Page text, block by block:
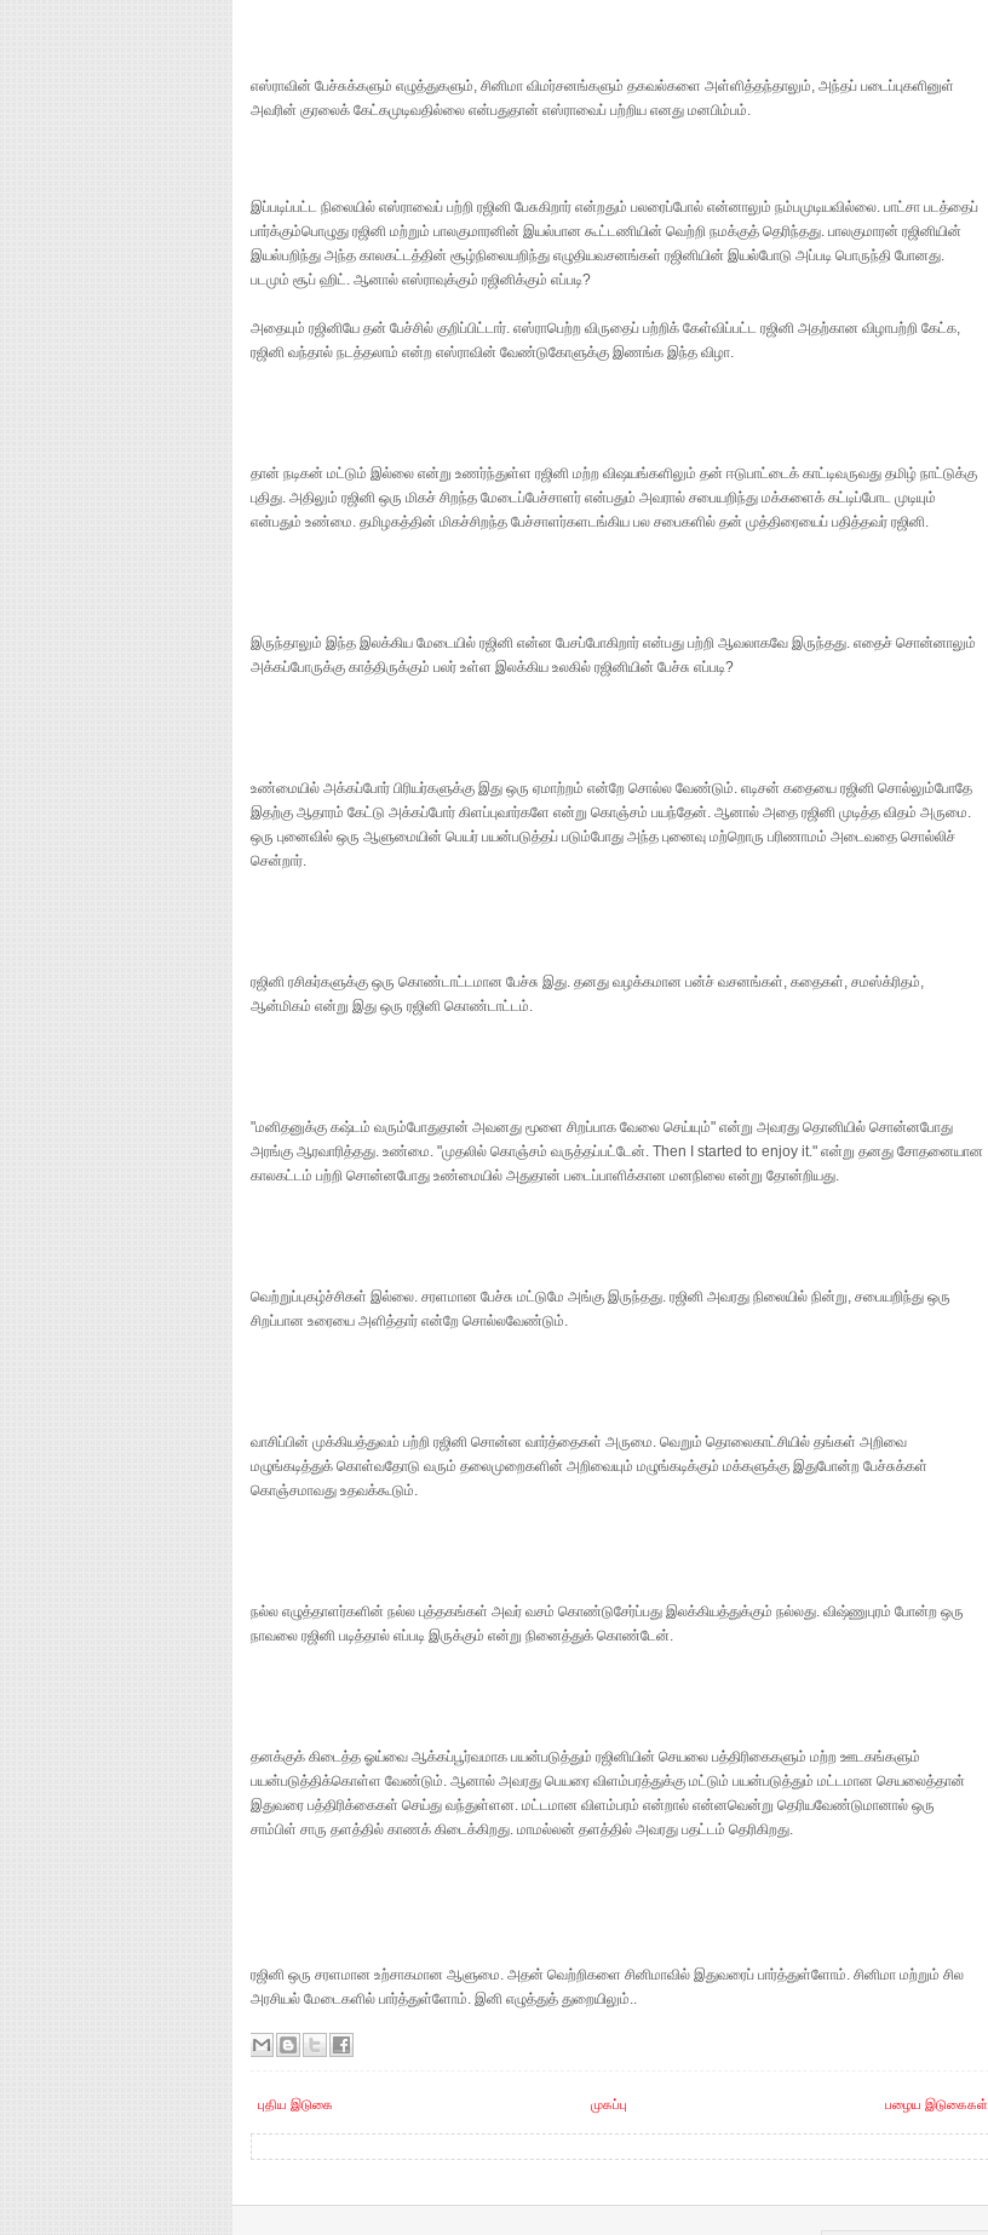
எஸ்ராவின் பேச்சுக்களும் எழுத்துகளும், சினிமா விமர்சனங்களும் தகவல்களை அள்ளித்தந்தாலும், அந்தப் படைப்புகளினுள்
அவரின் குரலைக் கேட்கமுடிவதில்லை என்பதுதான் எஸ்ராவைப் பற்றிய எனது மனபிம்பம்.
இப்படிப்பட்ட நிலையில் எஸ்ராவைப் பற்றி ரஜினி பேசுகிறார் என்றதும் பலரைப்போல் என்னாலும் நம்பமுடியவில்லை. பாட்சா படத்தைப்
பார்க்கும்பொழுது ரஜினி மற்றும் பாலகுமாரனின் இயல்பான கூட்டணியின் வெற்றி நமக்குத் தெரிந்தது. பாலகுமாரன் ரஜினியின்
இயல்பறிந்து அந்த காலகட்டத்தின் சூழ்நிலையறிந்து எழுதியவசனங்கள் ரஜினியின் இயல்போடு அப்படி பொருந்தி போனது.
படமும் சூப் ஹிட். ஆனால் எஸ்ராவுக்கும் ரஜினிக்கும் எப்படி?
அதையும் ரஜினியே தன் பேச்சில் குறிப்பிட்டார். எஸ்ராபெற்ற விருதைப் பற்றிக் கேள்விப்பட்ட ரஜினி அதற்கான விழாபற்றி கேட்க,
ரஜினி வந்தால் நடத்தலாம் என்ற எஸ்ராவின் வேண்டுகோளுக்கு இணங்க இந்த விழா.
தான் நடிகன் மட்டும் இல்லை என்று உணர்ந்துள்ள ரஜினி மற்ற விஷயங்களிலும் தன் ஈடுபாட்டைக் காட்டிவருவது தமிழ் நாட்டுக்கு
புதிது. அதிலும் ரஜினி ஒரு மிகச் சிறந்த மேடைப்பேச்சாளர் என்பதும் அவரால் சபையறிந்து மக்களைக் கட்டிப்போட முடியும்
என்பதும் உண்மை. தமிழகத்தின் மிகச்சிறந்த பேச்சாளர்களடங்கிய பல சபைகளில் தன் முத்திரையைப் பதித்தவர் ரஜினி.
இருந்தாலும் இந்த இலக்கிய மேடையில் ரஜினி என்ன பேசப்போகிறார் என்பது பற்றி ஆவலாகவே இருந்தது. எதைச் சொன்னாலும்
அக்கப்போருக்கு காத்திருக்கும் பலர் உள்ள இலக்கிய உலகில் ரஜினியின் பேச்சு எப்படி?
உண்மையில் அக்கப்போர் பிரியர்களுக்கு இது ஒரு ஏமாற்றம் என்றே சொல்ல வேண்டும். எடிசன் கதையை ரஜினி சொல்லும்போதே
இதற்கு ஆதாரம் கேட்டு அக்கப்போர் கிளப்புவார்களே என்று கொஞ்சம் பயந்தேன். ஆனால் அதை ரஜினி முடித்த விதம் அருமை.
ஒரு புனைவில் ஒரு ஆளுமையின் பெயர் பயன்படுத்தப் படும்போது அந்த புனைவு மற்றொரு பரிணாமம் அடைவதை சொல்லிச்
சென்றார்.
ரஜினி ரசிகர்களுக்கு ஒரு கொண்டாட்டமான பேச்சு இது. தனது வழக்கமான பன்ச் வசனங்கள், கதைகள், சமஸ்க்ரிதம்,
ஆன்மிகம் என்று இது ஒரு ரஜினி கொண்டாட்டம்.
"மனிதனுக்கு கஷ்டம் வரும்போதுதான் அவனது மூளை சிறப்பாக வேலை செய்யும்" என்று அவரது தொனியில் சொன்னபோது
அரங்கு ஆரவாரித்தது. உண்மை. "முதலில் கொஞ்சம் வருத்தப்பட்டேன். Then I started to enjoy it." என்று தனது சோதனையான
காலகட்டம் பற்றி சொன்னபோது உண்மையில் அதுதான் படைப்பாளிக்கான மனநிலை என்று தோன்றியது.
வெற்றுப்புகழ்ச்சிகள் இல்லை. சரளமான பேச்சு மட்டுமே அங்கு இருந்தது. ரஜினி அவரது நிலையில் நின்று, சபையறிந்து ஒரு
சிறப்பான உரையை அளித்தார் என்றே சொல்லவேண்டும்.
வாசிப்பின் முக்கியத்துவம் பற்றி ரஜினி சொன்ன வார்த்தைகள் அருமை. வெறும் தொலைகாட்சியில் தங்கள் அறிவை
மழுங்கடித்துக் கொள்வதோடு வரும் தலைமுறைகளின் அறிவையும் மழுங்கடிக்கும் மக்களுக்கு இதுபோன்ற பேச்சுக்கள்
கொஞ்சமாவது உதவக்கூடும்.
நல்ல எழுத்தாளர்களின் நல்ல புத்தகங்கள் அவர் வசம் கொண்டுசேர்ப்பது இலக்கியத்துக்கும் நல்லது. விஷ்ணுபுரம் போன்ற ஒரு
நாவலை ரஜினி படித்தால் எப்படி இருக்கும் என்று நினைத்துக் கொண்டேன்.
தனக்குக் கிடைத்த ஓய்வை ஆக்கப்பூர்வமாக பயன்படுத்தும் ரஜினியின் செயலை பத்திரிகைகளும் மற்ற ஊடகங்களும்
பயன்படுத்திக்கொள்ள வேண்டும். ஆனால் அவரது பெயரை விளம்பரத்துக்கு மட்டும் பயன்படுத்தும் மட்டமான செயலைத்தான்
இதுவரை பத்திரிக்கைகள் செய்து வந்துள்ளன. மட்டமான விளம்பரம் என்றால் என்னவென்று தெரியவேண்டுமானால் ஒரு
சாம்பிள் சாரு தளத்தில் காணக் கிடைக்கிறது. மாமல்லன் தளத்தில் அவரது பதட்டம் தெரிகிறது.
ரஜினி ஒரு சரளமான உற்சாகமான ஆளுமை. அதன் வெற்றிகளை சினிமாவில் இதுவரைப் பார்த்துள்ளோம். சினிமா மற்றும் சில
அரசியல் மேடைகளில் பார்த்துள்ளோம். இனி எழுத்துத் துறையிலும்..
புதிய இடுகை பழைய இடுகைகள்
முகப்பு